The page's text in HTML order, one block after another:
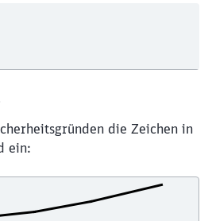
die Zeichen in
ein: